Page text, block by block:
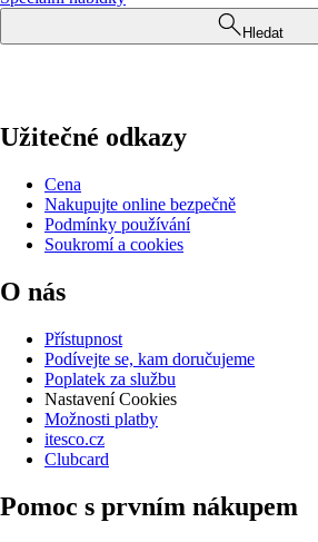
Hledat
Užitečné odkazy
Cena
Nakupujte online bezpečně
Podmínky používání
Soukromí a cookies
O nás
Přístupnost
Podívejte se, kam doručujeme
Poplatek za službu
Nastavení Cookies
Možnosti platby
itesco.cz
Clubcard
Pomoc s prvním nákupem